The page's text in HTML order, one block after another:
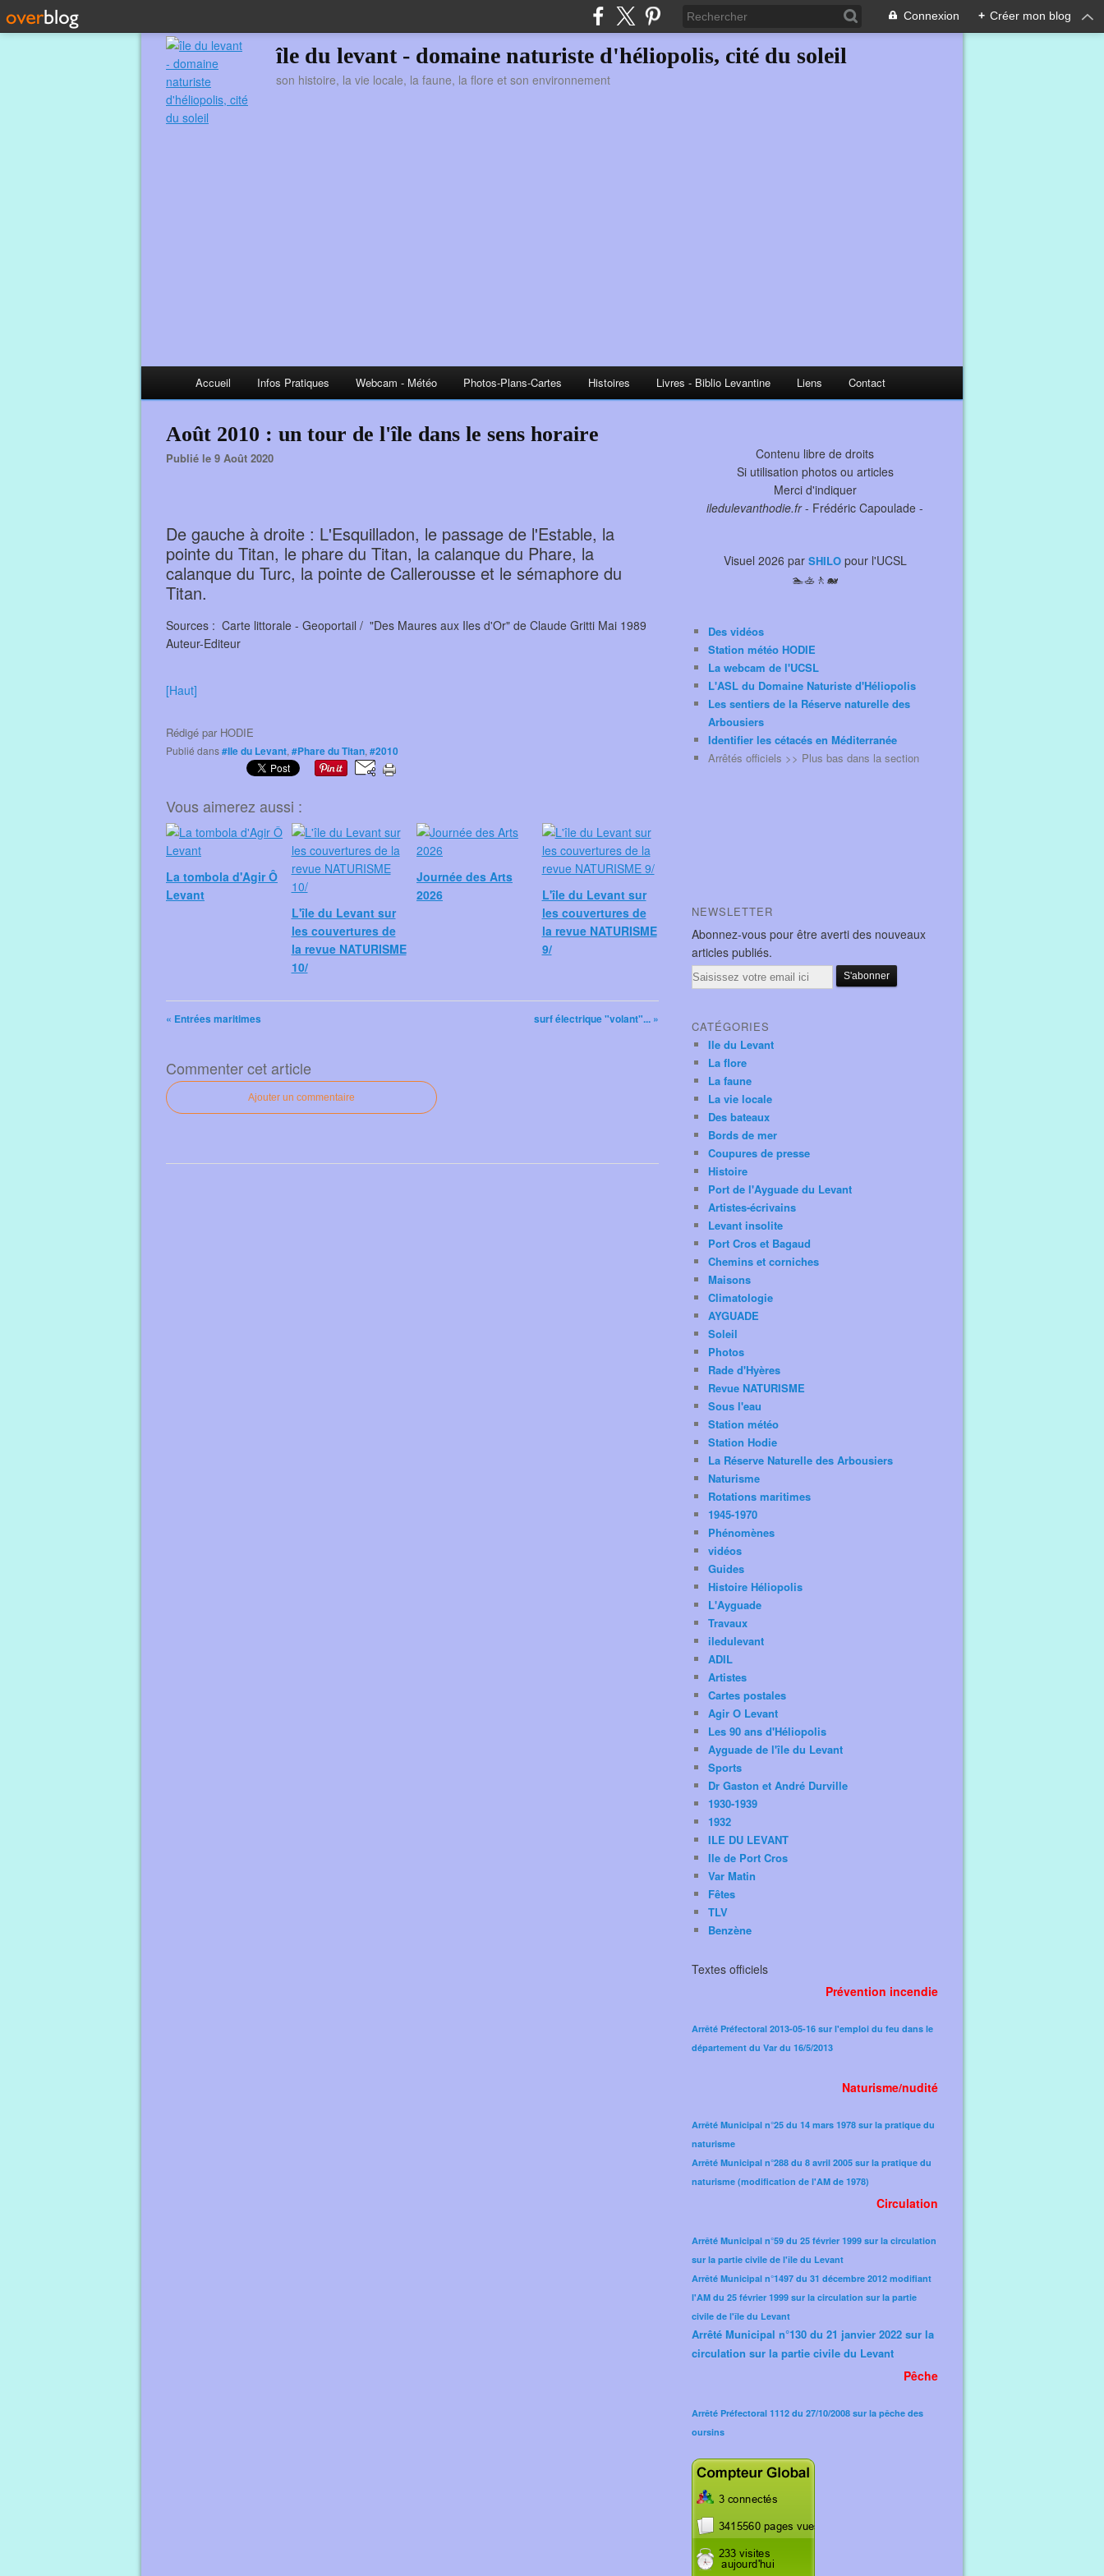
Connexion + Créer mon blog
île du levant - domaine naturiste d'héliopolis, cité du soleil
son histoire, la vie locale, la faune, la flore et son environnement
Accueil Infos Pratiques Webcam - Météo Photos-Plans-Cartes Histoires Livres - Biblio Levantine Liens Contact
Août 2010 : un tour de l'île dans le sens horaire
Publié le 9 Août 2020
De gauche à droite : L'Esquilladon, le passage de l'Estable, la
pointe du Titan, le phare du Titan, la calanque du Phare, la
calanque du Turc, la pointe de Callerousse et le sémaphore du
Titan.
Sources : Carte littorale - Geoportail / "Des Maures aux Iles d'Or" de Claude Gritti Mai 1989
Auteur-Editeur
[Haut]
Rédigé par HODIE
Publié dans#Ile du Levant, #Phare du Titan, #2010
Vous aimerez aussi :
La tombola d'Agir Ô
Levant
L'île du Levant sur
les couvertures de
la revue NATURISME
10/
Journée des Arts
2026
L'île du Levant sur
les couvertures de
la revue NATURISME
9/
« Entrées maritimes surf électrique "volant"... »
Commenter cet article
Ajouter un commentaire
Contenu libre de droits
Si utilisation photos ou articles
Merci d'indiquer
iledulevanthodie.fr- Frédéric Capoulade -
Visuel 2026 par SHILOpour l'UCSL
🏊🚣🚶🐋
Des vidéos
Station météo HODIE
La webcam de l'UCSL
L'ASL du Domaine Naturiste d'Héliopolis
Les sentiers de la Réserve naturelle des
Arbousiers
Identifier les cétacés en Méditerranée
Arrêtés officiels >> Plus bas dans la section
NEWSLETTER
Abonnez-vous pour être averti des nouveaux
articles publiés.
Email
CATÉGORIES
Ile du Levant
La flore
La faune
La vie locale
Des bateaux
Bords de mer
Coupures de presse
Histoire
Port de l'Ayguade du Levant
Artistes-écrivains
Levant insolite
Port Cros et Bagaud
Chemins et corniches
Maisons
Climatologie
AYGUADE
Soleil
Photos
Rade d'Hyères
Revue NATURISME
Sous l'eau
Station météo
Station Hodie
La Réserve Naturelle des Arbousiers
Naturisme
Rotations maritimes
1945-1970
Phénomènes
vidéos
Guides
Histoire Héliopolis
L'Ayguade
Travaux
iledulevant
ADIL
Artistes
Cartes postales
Agir O Levant
Les 90 ans d'Héliopolis
Ayguade de l'île du Levant
Sports
Dr Gaston et André Durville
1930-1939
1932
ILE DU LEVANT
Ile de Port Cros
Var Matin
Fêtes
TLV
Benzène
Textes officiels
Prévention incendie
Arrêté Préfectoral 2013-05-16 sur l'emploi du feu dans le
département du Var du 16/5/2013
Naturisme/nudité
Arrêté Municipal n°25 du 14 mars 1978 sur la pratique du
naturisme
Arrêté Municipal n°288 du 8 avril 2005 sur la pratique du
naturisme (modification de l'AM de 1978)​
Circulation
Arrêté Municipal n°59 du 25 février 1999 sur la circulation
sur la partie civile de l'île du Levant
Arrêté Municipal n°1497 du 31 décembre 2012 modifiant
l'AM du 25 février 1999 sur la circulation sur la partie
civile de l'île du Levant
Arrêté Municipal n°130 du 21 janvier 2022 sur la
circulation sur la partie civile du Levant
Pêche
Arrêté Préfectoral 1112 du 27/10/2008 sur la pêche des
oursins